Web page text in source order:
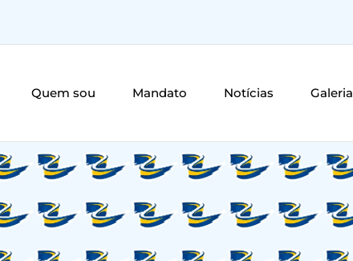
Quem sou Mandato Notícias Galeria